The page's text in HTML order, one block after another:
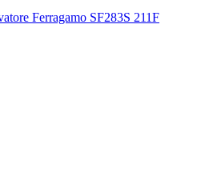
Ferragamo SF283S 211F